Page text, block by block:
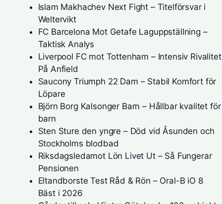
Islam Makhachev Next Fight – Titelförsvar i
Weltervikt
FC Barcelona Mot Getafe Laguppställning –
Taktisk Analys
Liverpool FC mot Tottenham – Intensiv Rivalitet
På Anfield
Saucony Triumph 22 Dam – Stabil Komfort för
Löpare
Björn Borg Kalsonger Barn – Hållbar kvalitet för
barn
Sten Sture den yngre – Död vid Åsunden och
Stockholms blodbad
Riksdagsledamot Lön Livet Ut – Så Fungerar
Pensionen
Eltandborste Test Råd & Rön – Oral-B iO 8
Bäst i 2026